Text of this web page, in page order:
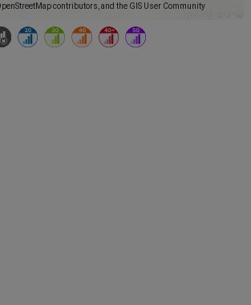
contributors, and the GIS User Community